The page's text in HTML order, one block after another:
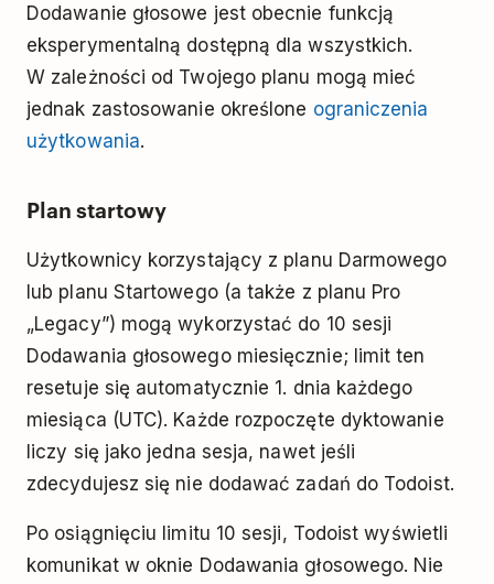
Dodawanie głosowe jest obecnie funkcją
eksperymentalną dostępną dla wszystkich.
W zależności od Twojego planu mogą mieć
jednak zastosowanie określone ograniczenia
użytkowania.
Plan startowy
Użytkownicy korzystający z planu Darmowego
lub planu Startowego (a także z planu Pro
„Legacy”) mogą wykorzystać do 10 sesji
Dodawania głosowego miesięcznie; limit ten
resetuje się automatycznie 1. dnia każdego
miesiąca (UTC). Każde rozpoczęte dyktowanie
liczy się jako jedna sesja, nawet jeśli
zdecydujesz się nie dodawać zadań do Todoist.
Po osiągnięciu limitu 10 sesji, Todoist wyświetli
komunikat w oknie Dodawania głosowego. Nie